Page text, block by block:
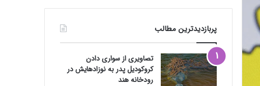
پربازدیدترین مطالب
تصاویری از سواری دادن
کروکودیل پدر به نوزادهایش در
رودخانه هند